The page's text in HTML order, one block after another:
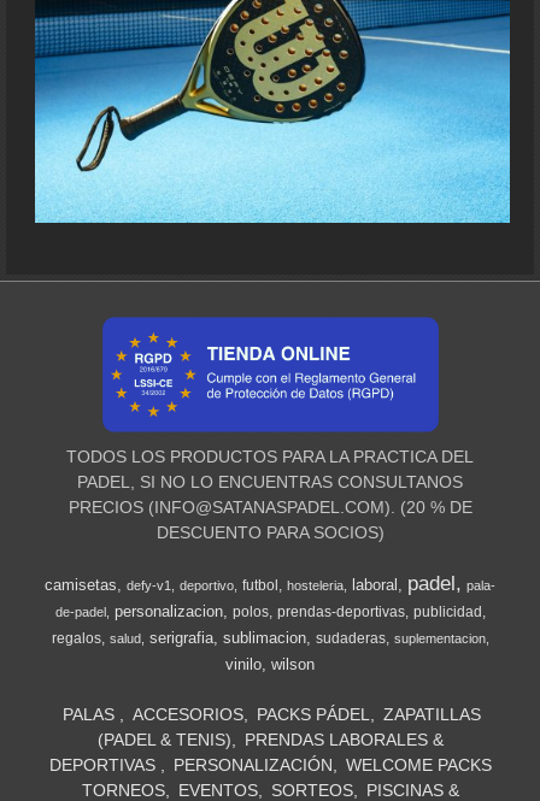
TODOS LOS PRODUCTOS PARA LA PRACTICA DEL
PADEL, SI NO LO ENCUENTRAS CONSULTANOS
PRECIOS (INFO@SATANASPADEL.COM). (20 % DE
DESCUENTO PARA SOCIOS)
camisetas defy-v1 deportivo futbol hosteleria laboral padel
pala-
de-padel
personalizacion polos prendas-deportivas publicidad
regalos
salud serigrafia sublimacion sudaderas suplementacion
vinilo wilson
PALAS ACCESORIOS PACKS PÁDEL
ZAPATILLAS
(PADEL & TENIS)
PRENDAS LABORALES &
DEPORTIVAS
PERSONALIZACIÓN
WELCOME PACKS
TORNEOS
EVENTOS SORTEOS
PISCINAS &